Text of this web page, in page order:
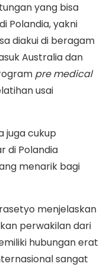
yang bisa
Polandia, yakni
diakui di beragam
Australia dan
pre medical
usai
juga cukup
di Polandia
menarik bagi
menjelaskan
perwakilan dari
hubungan erat
sangat